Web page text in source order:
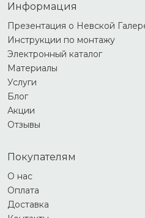
Информация
Презентация о Невской
Инструкции по монтажу
Электронный каталог
Материалы
Услуги
Блог
Акции
Отзывы
Покупателям
О нас
Оплата
Доставка